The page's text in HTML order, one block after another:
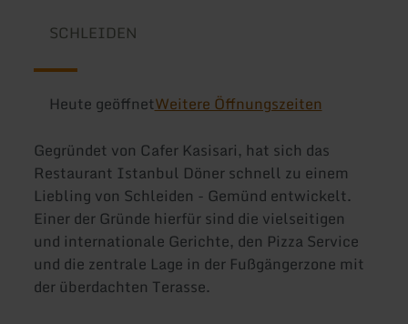
SCHLEIDEN
Heute geöffnetWeitere Öffnungszeiten
Gegründet von Cafer Kasisari, hat sich das
Restaurant Istanbul Döner schnell zu einem
Liebling von Schleiden - Gemünd entwickelt.
Einer der Gründe hierfür sind die vielseitigen
und internationale Gerichte, den Pizza Service
und die zentrale Lage in der Fußgängerzone mit
der überdachten Terasse.